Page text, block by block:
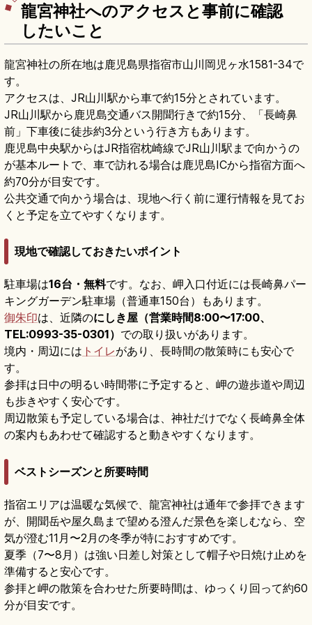
龍宮神社へのアクセスと事前に確認
したいこと
龍宮神社の所在地は鹿児島県指宿市山川岡児ヶ水1581-34で
す。
アクセスは、JR山川駅から車で約15分とされています。
JR山川駅から鹿児島交通バス開聞行きで約15分、「長崎鼻
前」下車後に徒歩約3分という行き方もあります。
鹿児島中央駅からはJR指宿枕崎線でJR山川駅まで向かうの
が基本ルートで、車で訪れる場合は鹿児島ICから指宿方面へ
約70分が目安です。
公共交通で向かう場合は、現地へ行く前に運行情報を見てお
くと予定を立てやすくなります。
現地で確認しておきたいポイント
駐車場は16台・無料です。なお、岬入口付近には長崎鼻パー
キングガーデン駐車場（普通車150台）もあります。
御朱印は、近隣のにしき屋（営業時間8:00〜17:00、
TEL:0993-35-0301） での取り扱いがあります。
境内・周辺には トイレがあり、長時間の散策時にも安心で
す。
参拝は日中の明るい時間帯に予定すると、岬の遊歩道や周辺
も歩きやすく安心です。
周辺散策も予定している場合は、神社だけでなく長崎鼻全体
の案内もあわせて確認すると動きやすくなります。
ベストシーズンと所要時間
指宿エリアは温暖な気候で、龍宮神社は通年で参拝できます
が、開聞岳や屋久島まで望める澄んだ景色を楽しむなら、空
気が澄む11月〜2月の冬季が特におすすめです。
夏季（7〜8月）は強い日差し対策として帽子や日焼け止めを
準備すると安心です。
参拝と岬の散策を合わせた所要時間は、ゆっくり回って約60
分が目安です。